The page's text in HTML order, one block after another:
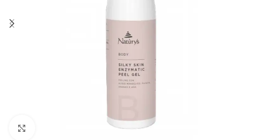
Spustelėkite, kad padidintumėte